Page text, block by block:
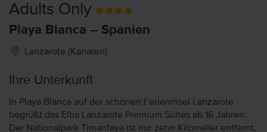
Adults Only
Playa Blanca – Spanien
Lanzarote (Kanaren)
Ihre Unterkunft
In Playa Blanca auf der schönen Ferieninsel Lanzarote
begrüßt das Elba Lanzarote Premium Suites ab 16 Jahren.
Der Nationalpark Timanfaya ist nur zehn Kilometer entfernt.